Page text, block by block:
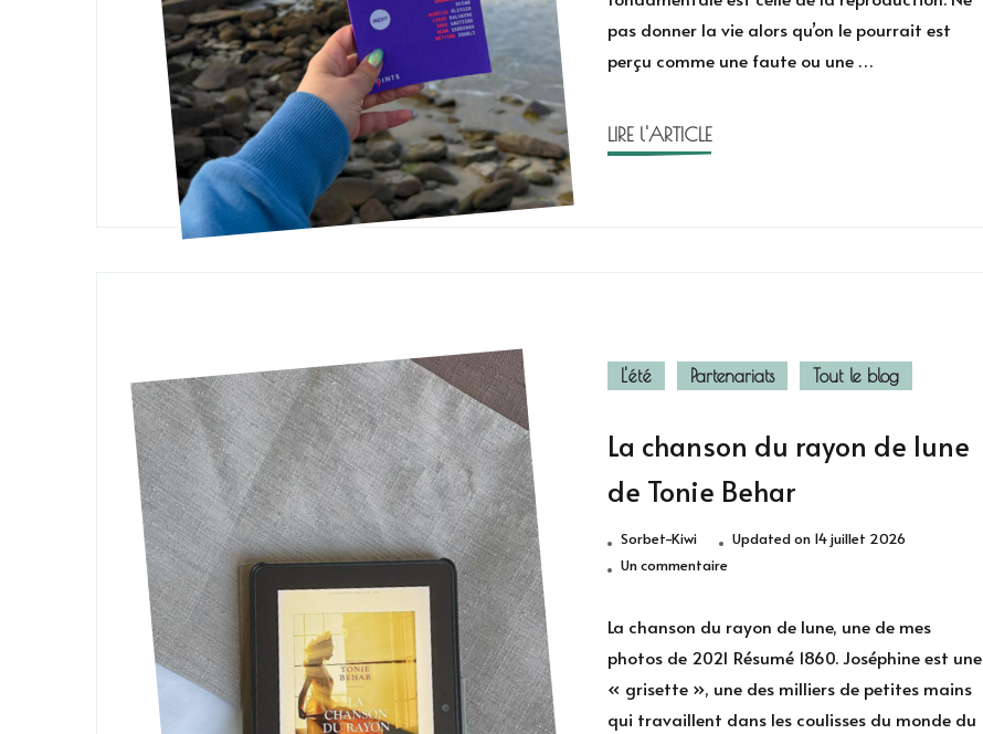
coordonné
par
Chloé
pas donner la vie alors qu’on le pourrait est
perçu comme une faute ou une …
LIRE l'ARTICLE
L'été Partenariats Tout le blog
La chanson du rayon de lune
de Tonie Behar
Sorbet-Kiwi Updated on 14 juillet 2026
Un commentairesur
rayon
de
lune
La chanson du rayon de lune, une de mes
photos de 2021 Résumé 1860. Joséphine est une
« grisette », une des milliers de petites mains
qui travaillent dans les coulisses du monde du